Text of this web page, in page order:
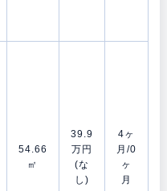
54.66
㎡
39.9
万円
(な
し)
4ヶ
月/0
ヶ
月